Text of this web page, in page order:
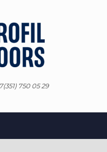
750 05 29